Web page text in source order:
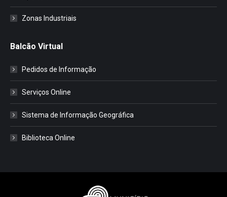
Zonas Industriais
Balcão Virtual
Pedidos de Informação
Serviços Online
Sistema de Informação Geográfica
Biblioteca Online